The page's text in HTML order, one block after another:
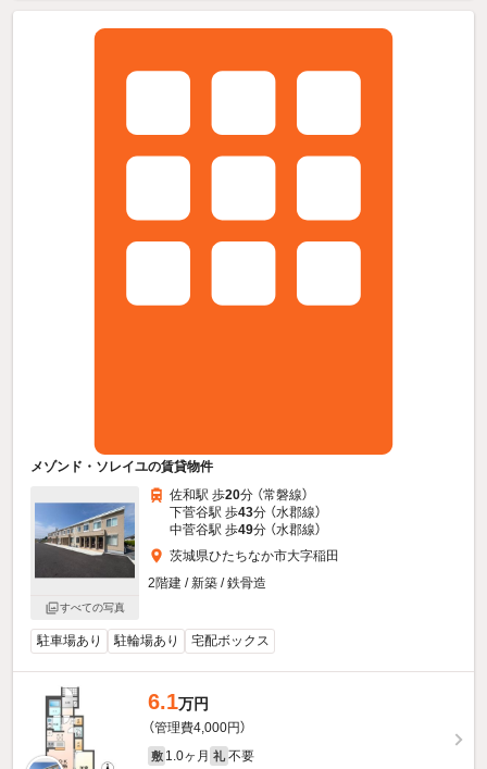
メゾンド・ソレイユの賃貸物件
すべての写真
佐和駅 歩20分 （常磐線）
下菅谷駅 歩43分 （水郡線）
中菅谷駅 歩49分 （水郡線）
茨城県ひたちなか市大字稲田
2階建 / 新築 / 鉄骨造
駐車場あり 駐輪場あり 宅配ボックス
6.1万円
（管理費4,000円）
敷 1.0ヶ月 礼 不要